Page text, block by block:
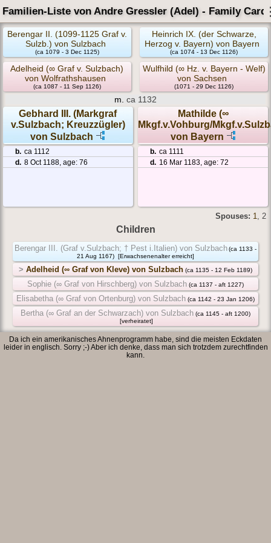
Familien-Liste von Andre Gressler (Adel) - Family Card
Berengar II. (1099-1125 Graf v.
Sulzb.) von Sulzbach
(ca 1079 - 3 Dec 1125)
Heinrich IX. (der Schwarze,
Herzog v. Bayern) von Bayern
(ca 1074 - 13 Dec 1126)
Adelheid (∞ Graf v. Sulzbach)
von Wolfrathshausen
(ca 1087 - 11 Sep 1126)
Wulfhild (∞ Hz. v. Bayern - Welf)
von Sachsen
(1071 - 29 Dec 1126)
m. ca 1132
Gebhard III. (Markgraf
v.Sulzbach; Kreuzzügler)
von Sulzbach
Mathilde (∞
Mkgf.v.Vohburg/
von Bayern
b. ca 1112
d. 8 Oct 1188, age: 76
b. ca 1111
d. 16 Mar 1183, age: 72
Spouses: 1, 2
Children
Berengar III. (Graf v.Sulzbach; † Pest i.Italien) von Sulzbach(ca 1133 -
21 Aug 1167) [Erwachsenenalter erreicht]
>Adelheid (∞ Graf von Kleve) von Sulzbach (ca 1135 - 12 Feb 1189)
Sophie (∞ Graf von Hirschberg) von Sulzbach (ca 1137 - aft 1227)
Elisabetha (∞ Graf von Ortenburg) von Sulzbach (ca 1142 - 23 Jan 1206)
Bertha (∞ Graf an der Schwarzach) von Sulzbach (ca 1145 - aft 1200)
[verheiratet]
Da ich ein amerikanisches Ahnenprogramm habe, sind die meisten Eckdaten
leider in englisch. Sorry ;-) Aber ich denke, dass man sich trotzdem zurechtfinden
kann.